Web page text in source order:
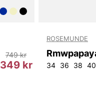
349 kr
749 kr
ROSEMUNDE
34 36 38 40